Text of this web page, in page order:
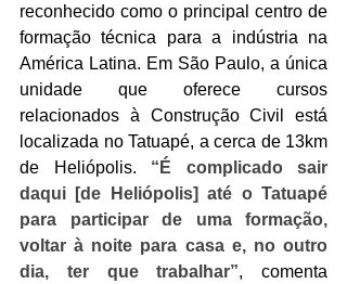
reconhecido como o principal centro de
formação técnica para a indústria na
América Latina. Em São Paulo, a única
unidade que oferece cursos
relacionados à Construção Civil está
localizada no Tatuapé, a cerca de 13km
de Heliópolis. “É complicado sair
daqui [de Heliópolis] até o Tatuapé
para participar de uma formação,
voltar à noite para casa e, no outro
dia, ter que trabalhar”, comenta